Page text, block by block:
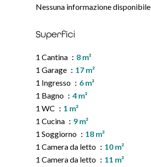
Nessuna informazione disponibile
Superfici
1 Cantina
8 m²
1 Garage
17 m²
1 Ingresso
6 m²
1 Bagno
4 m²
1 WC
1 m²
1 Cucina
9 m²
1 Soggiorno
18 m²
1 Camera da letto
10 m²
1 Camera da letto
11 m²